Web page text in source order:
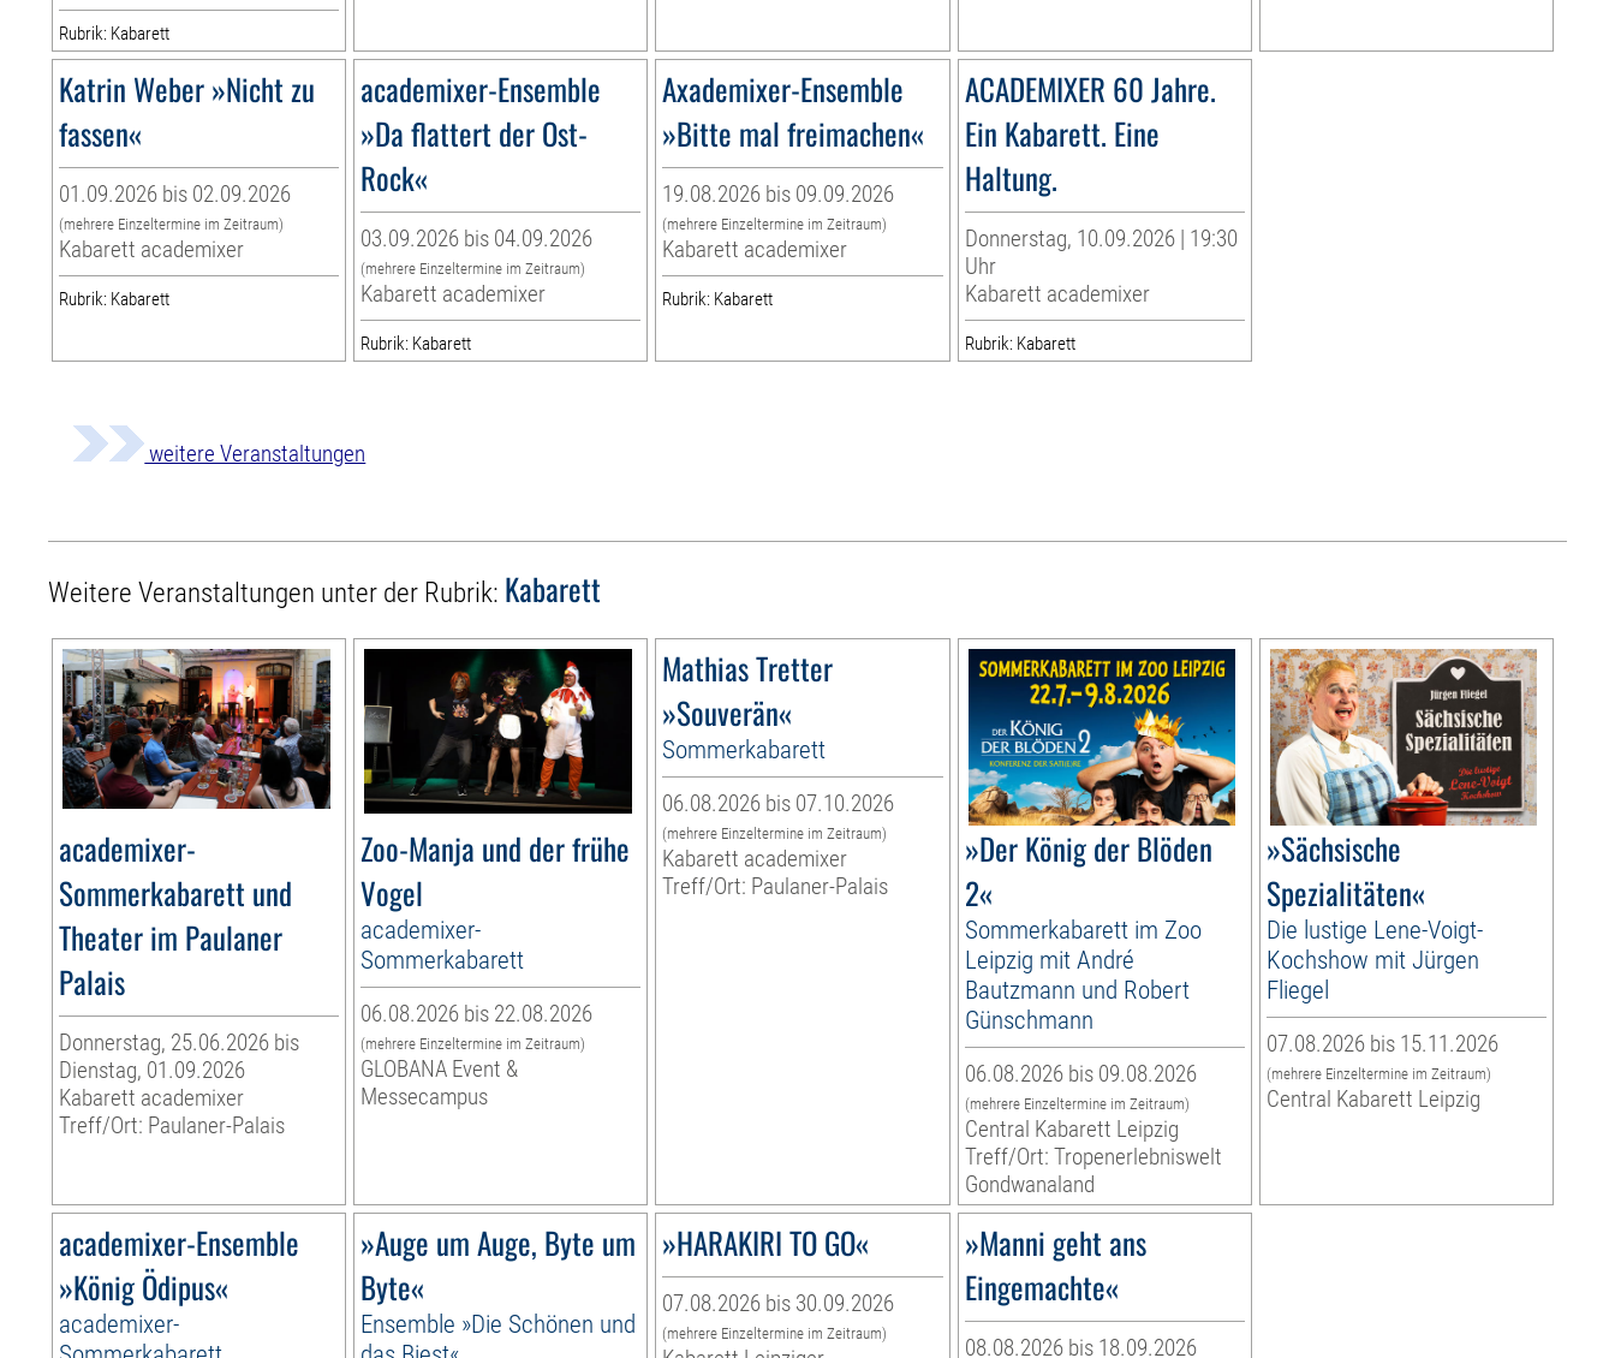
Rubrik: Kabarett
Katrin Weber »Nicht zu
fassen«
01.09.2026 bis 02.09.2026
(mehrere Einzeltermine im Zeitraum)
Kabarett academixer
Rubrik: Kabarett
academixer-Ensemble
»Da flattert der Ost-
Rock«
03.09.2026 bis 04.09.2026
(mehrere Einzeltermine im Zeitraum)
Kabarett academixer
Rubrik: Kabarett
Axademixer-Ensemble
»Bitte mal freimachen«
19.08.2026 bis 09.09.2026
(mehrere Einzeltermine im Zeitraum)
Kabarett academixer
Rubrik: Kabarett
ACADEMIXER 60 Jahre.
Ein Kabarett. Eine
Haltung.
Donnerstag, 10.09.2026 | 19:30
Uhr
Kabarett academixer
Rubrik: Kabarett
weitere Veranstaltungen
Weitere Veranstaltungen unter der Rubrik: Kabarett
academixer-
Sommerkabarett und
Theater im Paulaner
Palais
Donnerstag, 25.06.2026 bis
Dienstag, 01.09.2026
Kabarett academixer
Treff/Ort: Paulaner-Palais
Zoo-Manja und der frühe
Vogel
academixer-
Sommerkabarett
06.08.2026 bis 22.08.2026
(mehrere Einzeltermine im Zeitraum)
GLOBANA Event &
Messecampus
Mathias Tretter
»Souverän«
Sommerkabarett
06.08.2026 bis 07.10.2026
(mehrere Einzeltermine im Zeitraum)
Kabarett academixer
Treff/Ort: Paulaner-Palais
»Der König der Blöden
2«
Sommerkabarett im Zoo
Leipzig mit André
Bautzmann und Robert
Günschmann
06.08.2026 bis 09.08.2026
(mehrere Einzeltermine im Zeitraum)
Central Kabarett Leipzig
Treff/Ort: Tropenerlebniswelt
Gondwanaland
»Sächsische
Spezialitäten«
Die lustige Lene-Voigt-
Kochshow mit Jürgen
Fliegel
07.08.2026 bis 15.11.2026
(mehrere Einzeltermine im Zeitraum)
Central Kabarett Leipzig
academixer-Ensemble
»König Ödipus«
academixer-
»Auge um Auge, Byte um
Byte«
Ensemble »Die Schönen und
»HARAKIRI TO GO«
07.08.2026 bis 30.09.2026
(mehrere Einzeltermine im Zeitraum)
»Manni geht ans
Eingemachte«
08.08.2026 bis 18.09.2026